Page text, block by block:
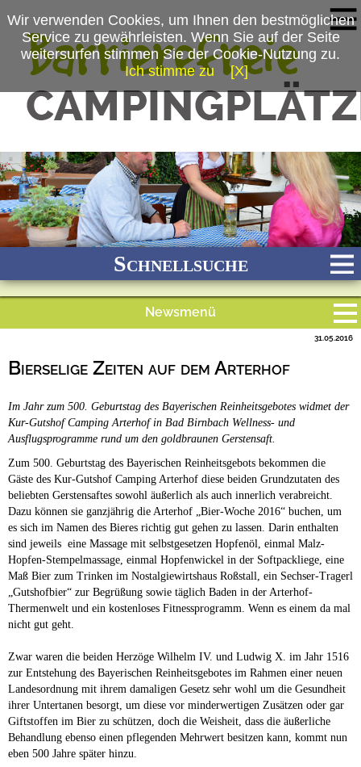
(c) Kur-Gutshof Camping ArterhofSchnellsuche
Ganzjährig geöffnet
Newsmenü
Campingplätze
Camping & Caravan
Touristik
Bierselige Zeiten auf dem Arterhof
31.05.2016
Im Jahr zum 500. Geburtstag des Bayerischen Reinheitsgebotes widmet der
Kur-Gutshof Camping Arterhof in Bad Birnbach Wellness- und
Ausflugsprogramme rund um den goldbraunen Gerstensaft.
Zum 500. Geburtstag des Bayerischen Reinheitsgebots bekommen die
Gäste des Kur-Gutshof Camping Arterhof diese beiden Grundzutaten des
beliebten Gerstensaftes sowohl äußerlich als auch innerlich verabreicht.
Dazu können sie ganzjährig die Arterhof „Bier-Woche 2016“ buchen, um
es sich im Namen des Bieres richtig gut gehen zu lassen. Darin enthalten
sind jeweils eine Massage mit selbstgesetzen Hopfenöl, einmal Malz-
Hopfen-Stempelmassage, einmal Hopfenwickel in der Softpackliege, eine
Maß Bier zum Trinken im Nostalgiewirtshaus Roßstall, ein Sechser-Tragerl
„Gutshofbier“ zur Begrüßung sowie täglich Baden in der Arterhof-
Thermenwelt und ein kostenloses Fitnessprogramm. Wenn es einem da mal
nicht gut geht.
Zwar waren die beiden Herzöge Wilhelm IV. und Ludwig X. im Jahr 1516
zur Entstehung des Bayerischen Reinheitsgebotes im Rahmen einer neuen
Landesordnung mit ihrem damaligen Gesetz sehr wohl um die Gesundheit
ihrer Untertanen besorgt, um diese vor minderwertigen Zusätzen oder gar
Giftstoffen im Bier zu schützen, doch die Weisheit, dass die äußerliche
Behandlung ebenso einen pflegenden Mehrwert besitzen kann, kommt nun
eben 500 Jahre später hinzu.
Wir verwenden Cookies, um Ihnen den bestmöglichen
Service zu gewährleisten. Wenn Sie auf der Seite
weitersurfen stimmen Sie der Cookie-Nutzung zu.
Ich stimme zu
[X]